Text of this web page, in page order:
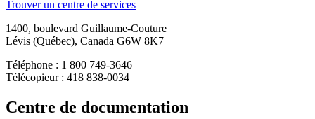
Trouver un centre de services
1400, boulevard Guillaume-Couture
Lévis (Québec), Canada G6W 8K7
Téléphone : 1 800 749-3646
Télécopieur : 418 838-0034
Centre de documentation